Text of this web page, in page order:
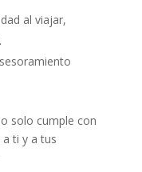
al viajar,
solo cumple con
ti y a tus